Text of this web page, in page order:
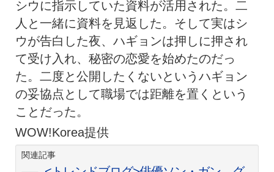
シウに指示していた資料が活用された。二
人と一緒に資料を見返した。そして実はシ
ウが告白した夜、ハギョンは押しに押され
て受け入れ、秘密の恋愛を始めたのだっ
た。二度と公開したくないというハギョン
の妥協点として職場では距離を置くという
ことだった。
WOW!Korea提供
関連記事